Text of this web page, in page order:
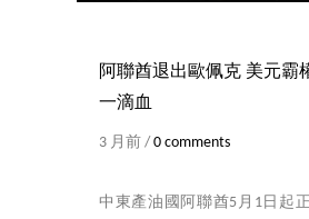
阿聯酋退出歐佩克 美元霸
一滴血
3 月前 /0 comments
中東產油國阿聯酋5月1日起